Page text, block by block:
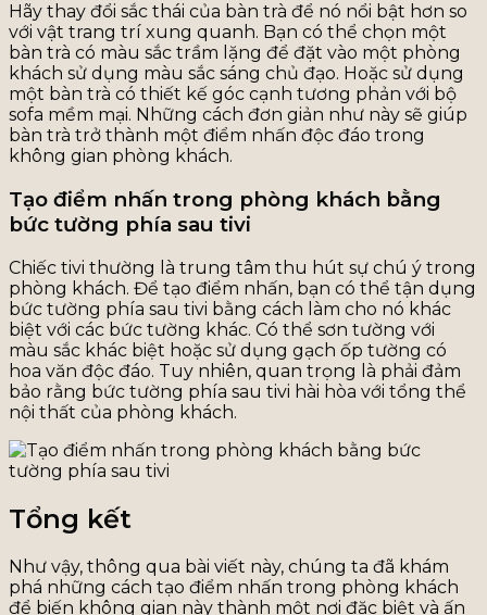
Hãy thay đổi sắc thái của bàn trà để nó nổi bật hơn so
với vật trang trí xung quanh. Bạn có thể chọn một
bàn trà có màu sắc trầm lặng để đặt vào một phòng
khách sử dụng màu sắc sáng chủ đạo. Hoặc sử dụng
một bàn trà có thiết kế góc cạnh tương phản với bộ
sofa mềm mại. Những cách đơn giản như này sẽ giúp
bàn trà trở thành một điểm nhấn độc đáo trong
không gian phòng khách.
Tạo điểm nhấn trong phòng khách bằng
bức tường phía sau tivi
Chiếc tivi thường là trung tâm thu hút sự chú ý trong
phòng khách. Để tạo điểm nhấn, bạn có thể tận dụng
bức tường phía sau tivi bằng cách làm cho nó khác
biệt với các bức tường khác. Có thể sơn tường với
màu sắc khác biệt hoặc sử dụng gạch ốp tường có
hoa văn độc đáo. Tuy nhiên, quan trọng là phải đảm
bảo rằng bức tường phía sau tivi hài hòa với tổng thể
nội thất của phòng khách.
Tổng kết
Như vậy, thông qua bài viết này, chúng ta đã khám
phá những cách tạo điểm nhấn trong phòng khách
để biến không gian này thành một nơi đặc biệt và ấn